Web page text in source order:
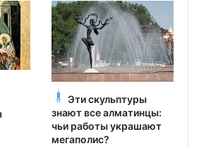
Эти скульптуры
знают все алматинцы:
чьи работы украшают
мегаполис?